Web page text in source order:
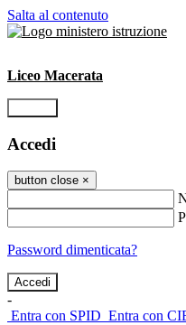
Salta al contenuto
Liceo Macerata
Accedi
button close ×
Password dimenticata?
-
Entra con SPID Entra con